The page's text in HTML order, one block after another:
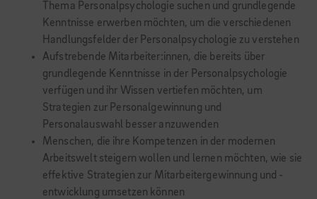
Thema Personalpsychologie suchen und grundlegende
Kenntnisse erwerben möchten, um die verschiedenen
Handlungsfelder der Personalpsychologie zu verstehen
Aufstrebende Mitarbeiter:innen, die bereits über
grundlegende Kenntnisse in der Personalpsychologie
verfügen und ihr Wissen vertiefen möchten, um
Strategien zur Personalgewinnung und
Personalauswahl besser anzuwenden
Menschen, die ihre Kompetenzen in der modernen
Arbeitswelt steigern wollen und lernen möchten, wie sie
effektive Strategien zur Mitarbeitergewinnung und -
entwicklung umsetzen können